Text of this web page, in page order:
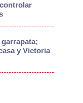
y Victoria